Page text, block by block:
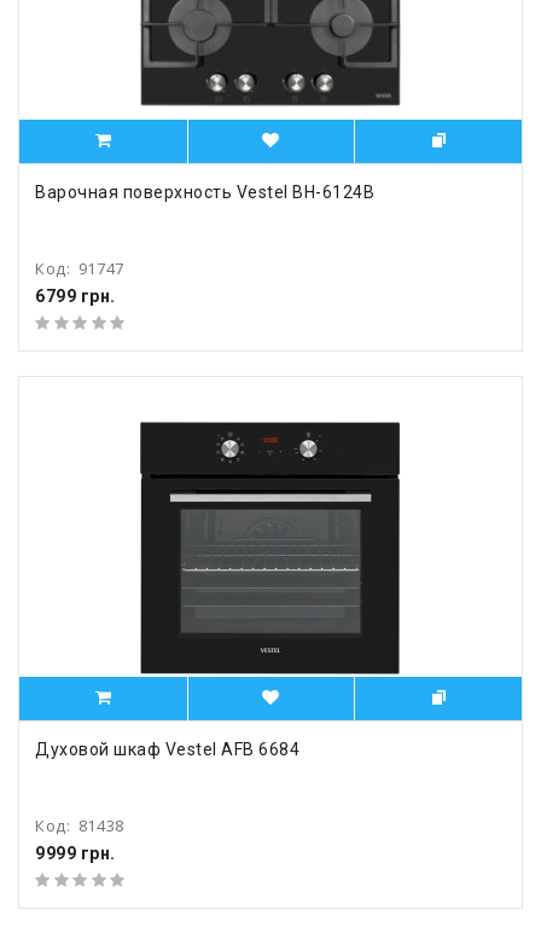
Варочная поверхность Vestel BH-6124B
Код: 91747
6799 грн.
Духовой шкаф Vestel AFB 6684
Код: 81438
9999 грн.